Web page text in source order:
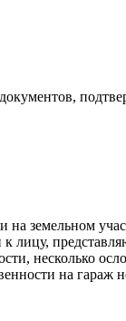
земельном
лицу,
несколько
на